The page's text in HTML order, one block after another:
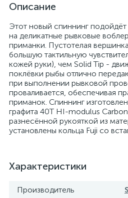
Описание
Этот новый спиннинг
на деликатные рывковые
приманки. Пустотелая
большую тактильную
кожей руки), чем Solid Tip -
поклёвки рыбы отлично
при выполнении рывковой
проваливается, обеспечивая
приманок. Спиннинг
графита 40T HI-modulus
разнесённой рукояткой из
установлены кольца Fuji со
Характеристики
Производитель